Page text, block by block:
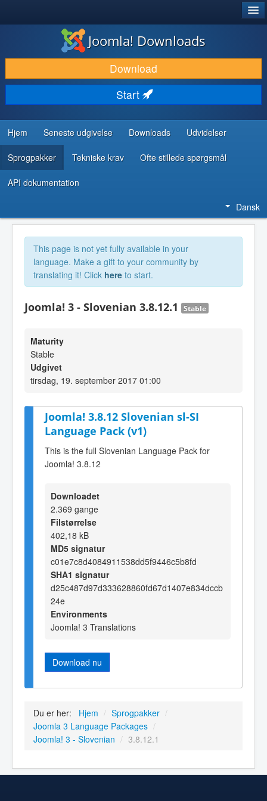
DOWNLOAD & UDVID
OPDAG & LÆR
FÆLLESSKABET & SUPPORT
UDVIKLERRESSOURCER
Joomla! Downloads
Download
Start
Hjem Seneste udgivelse Downloads Udvidelser
Sprogpakker Tekniske krav Ofte stillede spørgsmål
API dokumentation
Dansk
This page is not yet fully available in your
language. Make a gift to your community by
translating it! Click here to start.
Joomla! 3 - Slovenian 3.8.12.1 Stable
Maturity
Stable
Udgivet
tirsdag, 19. september 2017 01:00
Joomla! 3.8.12 Slovenian sl-SI
Language Pack (v1)
This is the full Slovenian Language Pack for
Joomla! 3.8.12
Downloadet
2.369 gange
Filstørrelse
402,18 kB
MD5 signatur
c01e7c8d4084911538dd5f9446c5b8fd
SHA1 signatur
d25c487d97d333628860fd67d1407e834dccb
24e
Environments
Joomla! 3 Translations
Download nu
Du er her: Hjem / Sprogpakker /
Joomla 3 Language Packages /
Joomla! 3 - Slovenian / 3.8.12.1